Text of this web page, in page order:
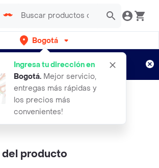
Bogotá
Ingresa tu dirección en
Bogotá. Mejor servicio,
entregas más rápidas y
los precios más
convenientes!
gratis por semanas
Aplican TyC
Pvc 50cm
producto